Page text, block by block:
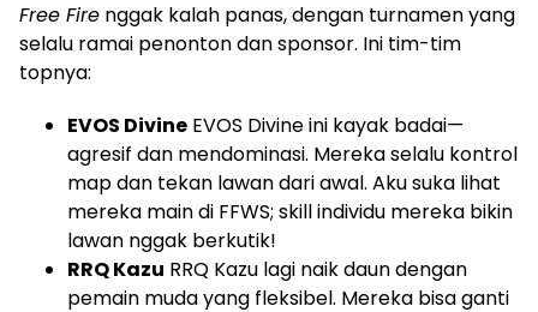
Free Fire nggak kalah panas, dengan turnamen yang
selalu ramai penonton dan sponsor. Ini tim-tim
topnya:
EVOS Divine EVOS Divine ini kayak badai—
agresif dan mendominasi. Mereka selalu kontrol
map dan tekan lawan dari awal. Aku suka lihat
mereka main di FFWS; skill individu mereka bikin
lawan nggak berkutik!
RRQ Kazu RRQ Kazu lagi naik daun dengan
pemain muda yang fleksibel. Mereka bisa ganti